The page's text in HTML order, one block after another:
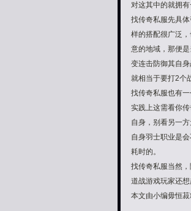
对这其中的就拥
找传奇私服先具
样的搭配很广泛
意的地域，那便
变连击防御其自
就相当于要打2个
找传奇私服也有
实践上这需看你
自身，别看另一
自身羽士职业是
耗时的。
找传奇私服当然
道战游戏玩家还
本文由小编毋恒